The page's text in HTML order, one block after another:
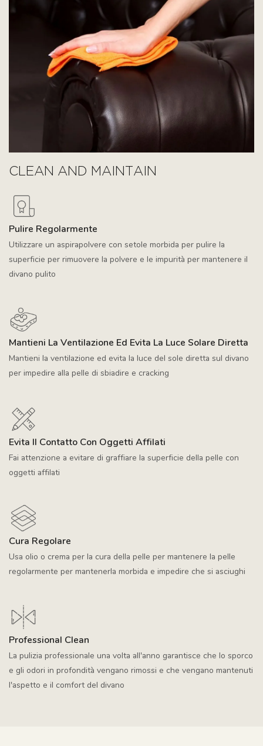
CLEAN AND MAINTAIN
Pulire Regolarmente
Utilizzare un aspirapolvere con setole morbida per pulire la
superficie per rimuovere la polvere e le impurità per mantenere il
divano pulito
Mantieni La Ventilazione Ed Evita La Luce Solare Diretta
Mantieni la ventilazione ed evita la luce del sole diretta sul divano
per impedire alla pelle di sbiadire e cracking
Evita Il Contatto Con Oggetti Affilati
Fai attenzione a evitare di graffiare la superficie della pelle con
oggetti affilati
Cura Regolare
Usa olio o crema per la cura della pelle per mantenere la pelle
regolarmente per mantenerla morbida e impedire che si asciughi
Professional Clean
La pulizia professionale una volta all'anno garantisce che lo sporco
e gli odori in profondità vengano rimossi e che vengano mantenuti
l'aspetto e il comfort del divano